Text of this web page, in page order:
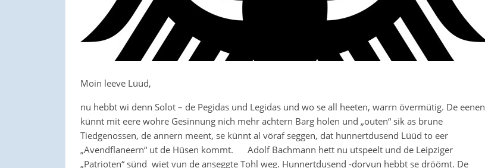
Moin leeve Lüüd,
nu hebbt wi denn Solot – de Pegidas und Legidas und wo se all heeten, warrn övermütig. De eenen
künnt mit eere wohre Gesinnung nich mehr achtern Barg holen und „outen“ sik as brune
Tiedgenossen, de annern meent, se künnt al vöraf seggen, dat hunnertdusend Lüüd to eer
„Avendflaneern“ ut de Hüsen kommt. Adolf Bachmann hett nu utspeelt und de Leipziger
„Patrioten“ sünd wiet vun de anseggte Tohl weg. Hunnertdusend -dorvun hebbt se dröömt. De